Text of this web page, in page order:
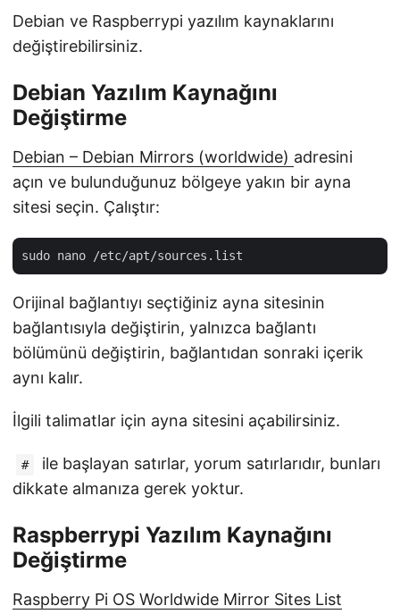
Debian ve Raspberrypi yazılım kaynaklarını
değiştirebilirsiniz.
Debian Yazılım Kaynağını
Değiştirme
Debian – Debian Mirrors (worldwide) adresini
açın ve bulunduğunuz bölgeye yakın bir ayna
sitesi seçin. Çalıştır:
Orijinal bağlantıyı seçtiğiniz ayna sitesinin
bağlantısıyla değiştirin, yalnızca bağlantı
bölümünü değiştirin, bağlantıdan sonraki içerik
aynı kalır.
İlgili talimatlar için ayna sitesini açabilirsiniz.
#
ile başlayan satırlar, yorum satırlarıdır, bunları
dikkate almanıza gerek yoktur.
Raspberrypi Yazılım Kaynağını
Değiştirme
Raspberry Pi OS Worldwide Mirror Sites List